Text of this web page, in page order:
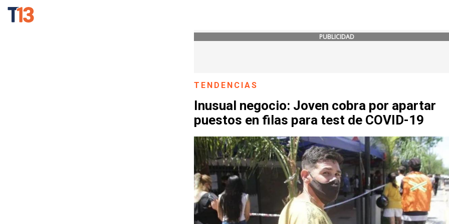
PUBLICIDAD
TENDENCIAS
Inusual negocio: Joven cobra por apartar
puestos en filas para test de COVID-19